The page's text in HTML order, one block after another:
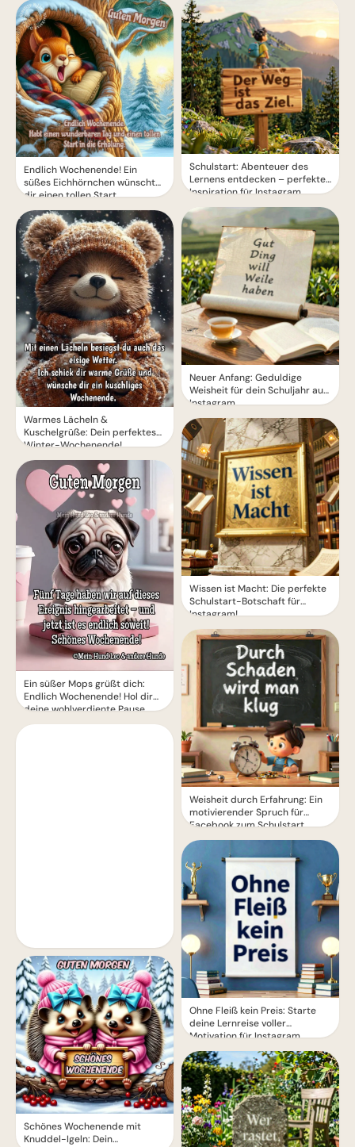
Endlich Wochenende! Ein
süßes Eichhörnchen wünscht
dir einen tollen Start.
Warmes Lächeln &
Kuschelgrüße: Dein perfektes
Winter-Wochenende!
Ein süßer Mops grüßt dich:
Endlich Wochenende! Hol dir
deine wohlverdiente Pause.
Schönes Wochenende mit
Knuddel-Igeln: Dein
Schulstart: Abenteuer des
Lernens entdecken – perfekte
Inspiration für Instagram
Neuer Anfang: Geduldige
Weisheit für dein Schuljahr auf
Instagram.
Wissen ist Macht: Die perfekte
Schulstart-Botschaft für
Instagram!
Weisheit durch Erfahrung: Ein
motivierender Spruch für
Facebook zum Schulstart.
Ohne Fleiß kein Preis: Starte
deine Lernreise voller
Motivation für Instagram